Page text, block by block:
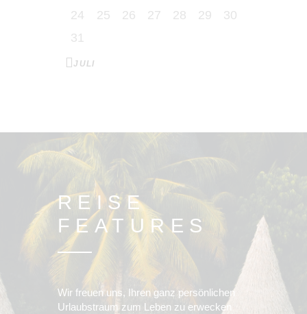
24
25 26 27 28 29
30
31
« JULI
REISE
FEATURES
Wir freuen uns, Ihren ganz persönlichen
Urlaubstraum zum Leben zu erwecken